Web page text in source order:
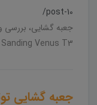
/post-10
جعبه گشایی، بررسی
Sanding Venus T3